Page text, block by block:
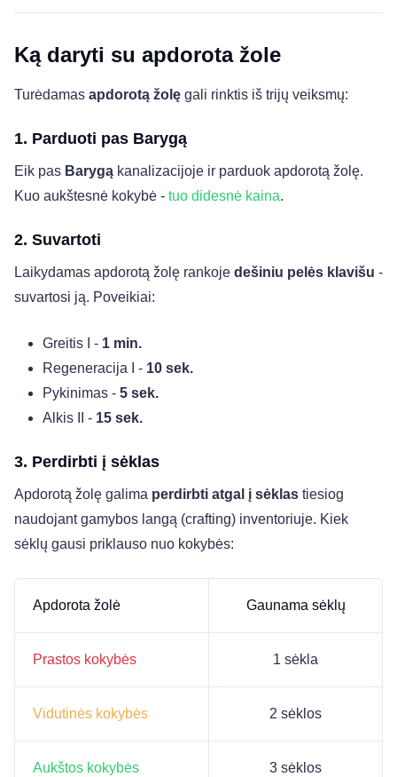
Ką daryti su apdorota žole
Turėdamas apdorotą žolę gali rinktis iš trijų veiksmų:
1. Parduoti pas Barygą
Eik pas Barygą kanalizacijoje ir parduok apdorotą žolę.
Kuo aukštesnė kokybė - tuo didesnė kaina.
2. Suvartoti
Laikydamas apdorotą žolę rankoje dešiniu pelės klavišu -
suvartosi ją. Poveikiai:
Greitis I - 1 min.
Regeneracija I - 10 sek.
Pykinimas - 5 sek.
Alkis II - 15 sek.
3. Perdirbti į sėklas
Apdorotą žolę galima perdirbti atgal į sėklas tiesiog
naudojant gamybos langą (crafting) inventoriuje. Kiek
sėklų gausi priklauso nuo kokybės:
Apdorota žolė Gaunama sėklų
Prastos kokybės 1 sėkla
Vidutinės kokybės 2 sėklos
Aukštos kokybės 3 sėklos